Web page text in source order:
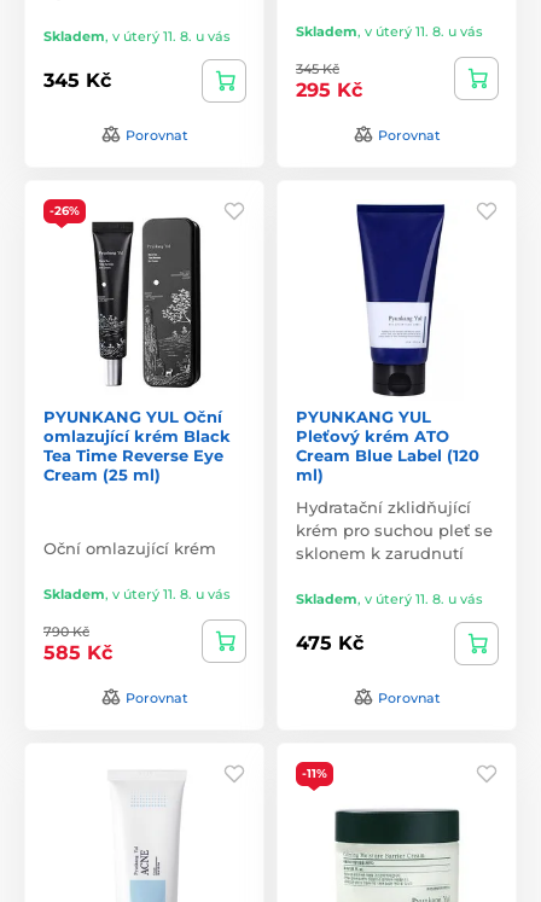
Skladem, v úterý 11. 8. u vás
345 Kč
Porovnat
Skladem, v úterý 11. 8. u vás
345 Kč
295 Kč
Porovnat
-26%
PYUNKANG YUL Oční
omlazující krém Black
Tea Time Reverse Eye
Cream (25 ml)
Oční omlazující krém
Skladem, v úterý 11. 8. u vás
790 Kč
585 Kč
Porovnat
PYUNKANG YUL
Pleťový krém ATO
Cream Blue Label (120
ml)
Hydratační zklidňující
krém pro suchou pleť se
sklonem k zarudnutí
Skladem, v úterý 11. 8. u vás
475 Kč
Porovnat
-11%